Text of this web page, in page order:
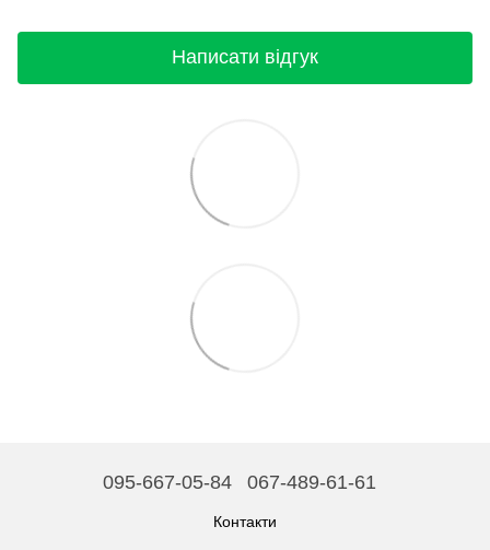
Написати відгук
095-667-05-84 067-489-61-61
Контакти